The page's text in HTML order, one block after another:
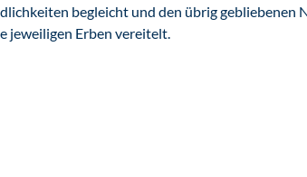
begleicht und den übrig gebliebenen
jeweiligen Erben vereitelt.